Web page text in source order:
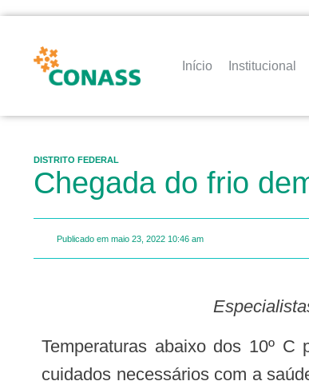
Início Institucional
DISTRITO FEDERAL
Chegada do frio
Publicado em maio 23, 2022 10:46 am
Temperaturas abaixo dos 10º C passaram a ser registradas no Distrito Federal e o frio indica
cuidados necessários com a